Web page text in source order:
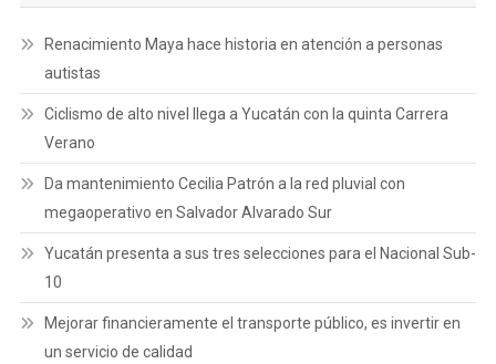
Renacimiento Maya hace historia en atención a personas
autistas
Ciclismo de alto nivel llega a Yucatán con la quinta Carrera
Verano
Da mantenimiento Cecilia Patrón a la red pluvial con
megaoperativo en Salvador Alvarado Sur
Yucatán presenta a sus tres selecciones para el Nacional Sub-
10
Mejorar financieramente el transporte público, es invertir en
un servicio de calidad